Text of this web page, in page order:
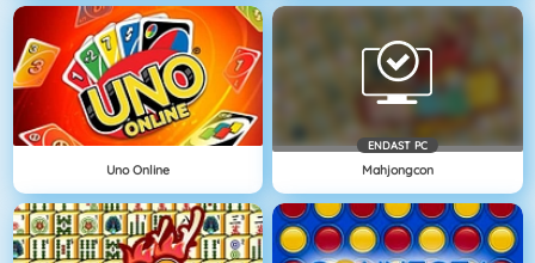
Uno Online
ENDAST PC
Mahjongcon